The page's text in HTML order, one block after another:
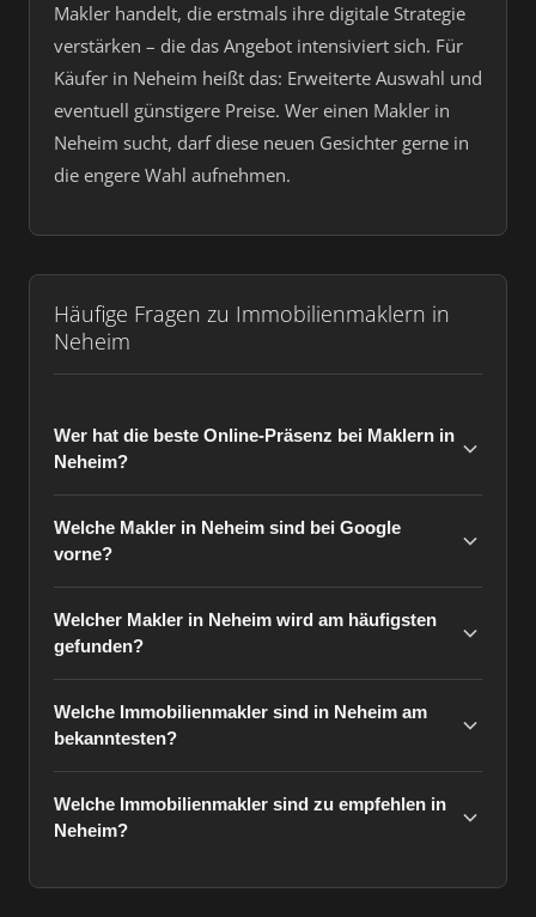
Makler handelt, die erstmals ihre digitale Strategie
verstärken – die das Angebot intensiviert sich. Für
Käufer in Neheim heißt das: Erweiterte Auswahl und
eventuell günstigere Preise. Wer einen Makler in
Neheim sucht, darf diese neuen Gesichter gerne in
die engere Wahl aufnehmen.
Häufige Fragen zu Immobilienmaklern in
Neheim
Wer hat die beste Online-Präsenz bei Maklern in
Neheim?
Welche Makler in Neheim sind bei Google
vorne?
Welcher Makler in Neheim wird am häufigsten
gefunden?
Welche Immobilienmakler sind in Neheim am
bekanntesten?
Welche Immobilienmakler sind zu empfehlen in
Neheim?